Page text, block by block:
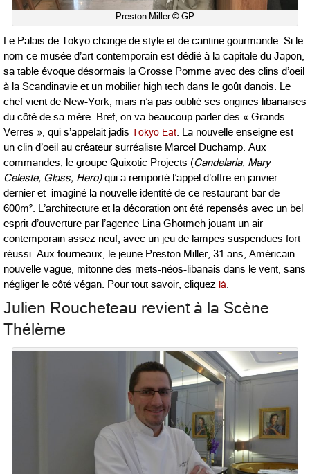
Preston Miller © GP
Le Palais de Tokyo change de style et de cantine gourmande. Si le
nom ce musée d’art contemporain est dédié à la capitale du Japon,
sa table évoque désormais la Grosse Pomme avec des clins d’oeil
à la Scandinavie et un mobilier high tech dans le goût danois. Le
chef vient de New-York, mais n’a pas oublié ses origines libanaises
du côté de sa mère. Bref, on va beaucoup parler des « Grands
Verres », qui s’appelait jadis Tokyo Eat . La nouvelle enseigne est
un clin d’oeil au créateur surréaliste Marcel Duchamp. Aux
commandes, le groupe Quixotic Projects (Candelaria, Mary
Celeste, Glass, Hero)qui a remporté l’appel d’offre en janvier
dernier et imaginé la nouvelle identité de ce restaurant-bar de
600m². L’architecture et la décoration ont été repensés avec un bel
esprit d’ouverture par l’agence Lina Ghotmeh jouant un air
contemporain assez neuf, avec un jeu de lampes suspendues fort
réussi. Aux fourneaux, le jeune Preston Miller, 31 ans, Américain
nouvelle vague, mitonne des mets-néos-libanais dans le vent, sans
négliger le côté végan. Pour tout savoir, cliquez là
Julien Roucheteau revient à la Scène
Thélème